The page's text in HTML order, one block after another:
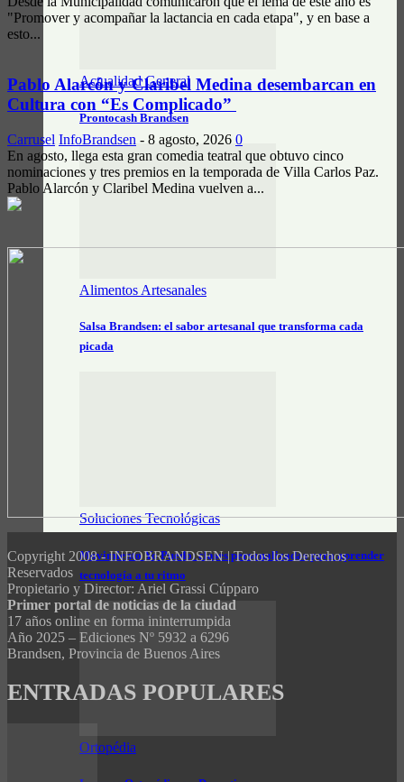
Actualidad General
Prontocash Brandsen
Alimentos Artesanales
Salsa Brandsen: el sabor artesanal que transforma cada
picada
Soluciones Tecnológicas
Movimiento Yo Puedo: clases personalizadas para aprender
tecnología a tu ritmo
Ortopédia
"Promover y acompañar la lactancia en cada etapa", y en base a
esto...
Pablo Alarcón y Claribel Medina desembarcan en
Cultura con “Es Complicado”
Carrusel InfoBrandsen - 8 agosto, 2026 0
En agosto, llega esta gran comedia teatral que obtuvo cinco
nominaciones y tres premios en la temporada de Villa Carlos Paz.
Pablo Alarcón y Claribel Medina vuelven a...
Copyright 2008 - INFOBRANDSEN | Todos los Derechos
Reservados
Propietario y Director: Ariel Grassi Cúpparo
Primer portal de noticias de la ciudad
17 años online en forma ininterrumpida
Año 2025 – Ediciones Nº 5932 a 6296
Brandsen, Provincia de Buenos Aires
ENTRADAS POPULARES